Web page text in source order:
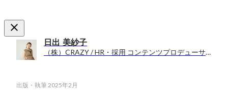
日出 美紗子
（株）CRAZY / HR・採用 コンテンツプロデューサー
出版・執筆 2025年2月